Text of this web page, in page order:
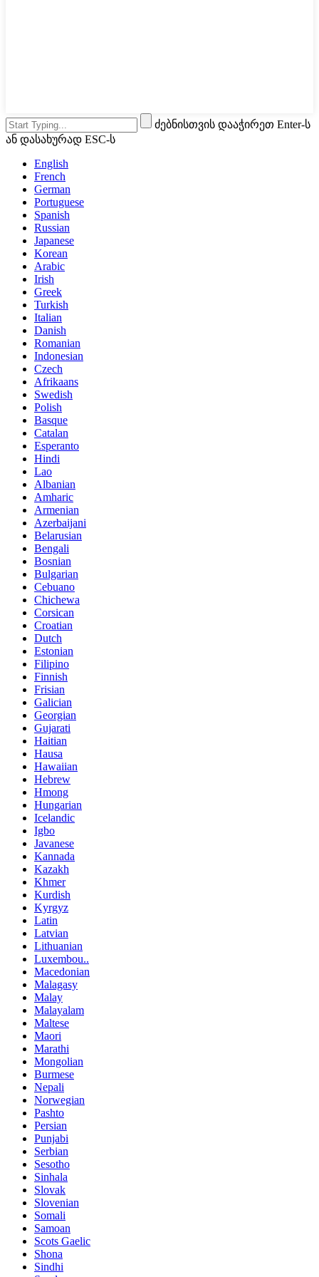
ძებნისთვის დააჭირეთ Enter-ს
ან დასახურად ESC-ს
English
French
German
Portuguese
Spanish
Russian
Japanese
Korean
Arabic
Irish
Greek
Turkish
Italian
Danish
Romanian
Indonesian
Czech
Afrikaans
Swedish
Polish
Basque
Catalan
Esperanto
Hindi
Lao
Albanian
Amharic
Armenian
Azerbaijani
Belarusian
Bengali
Bosnian
Bulgarian
Cebuano
Chichewa
Corsican
Croatian
Dutch
Estonian
Filipino
Finnish
Frisian
Galician
Georgian
Gujarati
Haitian
Hausa
Hawaiian
Hebrew
Hmong
Hungarian
Icelandic
Igbo
Javanese
Kannada
Kazakh
Khmer
Kurdish
Kyrgyz
Latin
Latvian
Lithuanian
Luxembou..
Macedonian
Malagasy
Malay
Malayalam
Maltese
Maori
Marathi
Mongolian
Burmese
Nepali
Norwegian
Pashto
Persian
Punjabi
Serbian
Sesotho
Sinhala
Slovak
Slovenian
Somali
Samoan
Scots Gaelic
Shona
Sindhi